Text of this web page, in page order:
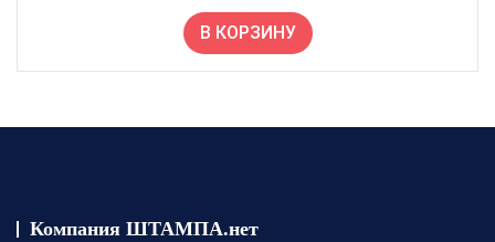
к
а
0
и
В КОРЗИНУ
Компания ШТАМПА.нет